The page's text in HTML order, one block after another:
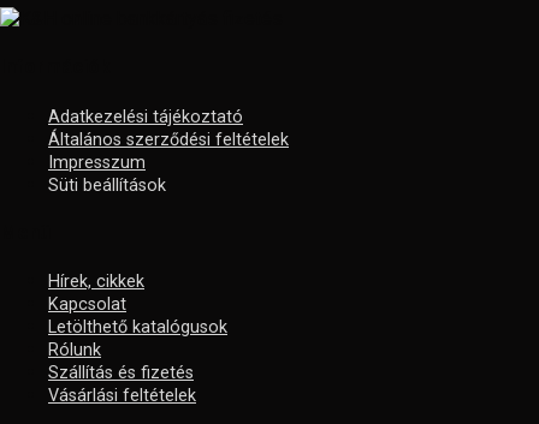
Adatkezelési tájékoztató
Általános szerződési feltételek
Impresszum
Süti beállítások
Hírek, cikkek
Kapcsolat
Letölthető katalógusok
Rólunk
Szállítás és fizetés
Vásárlási feltételek